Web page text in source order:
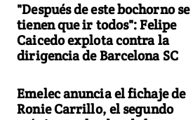
"Después de este bochorno se
tienen que ir todos": Felipe
Caicedo explota contra la
dirigencia de Barcelona SC
Emelec anuncia el fichaje de
Ronie Carrillo, el segundo